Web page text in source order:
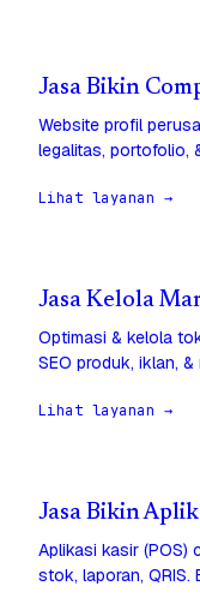
Jasa Bikin
Website profil
legalitas, portofolio,
Lihat layanan →
Jasa Kelola
Optimasi & kelola
SEO produk, iklan,
Lihat layanan →
Jasa Bikin
Aplikasi kasir
stok, laporan, QRIS.